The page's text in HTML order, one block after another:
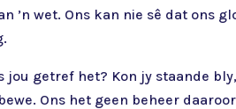
’n wet. Ons kan nie sê dat ons
getref het? Kon jy staande
Ons het geen beheer